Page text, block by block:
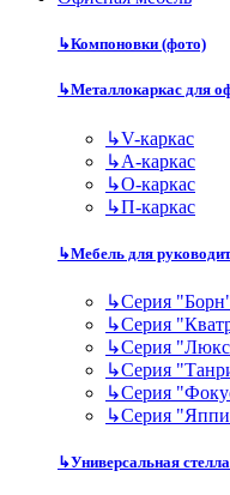
↳Компоновки (фото)
↳Металлокаркас для
↳V-каркас
↳А-каркас
↳О-каркас
↳П-каркас
↳Мебель для
↳Серия
↳Серия
↳Серия
↳Серия
↳Серия
↳Серия
↳Универсальная